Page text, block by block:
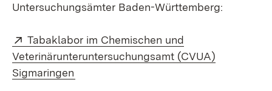
Untersuchungsämter Baden-Württemberg:
Extern:
Tabaklabor im Chemischen und
Veterinärunteruntersuchungsamt (CVUA)
Sigmaringen